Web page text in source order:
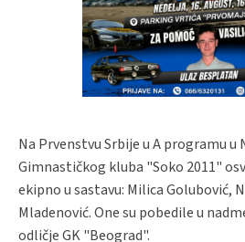
Na Prvenstvu Srbije u A programu u
Gimnastičkog kluba "Soko 2011"
ekipno u sastavu: Milica Golubović,
Mladenović. One su pobedile u
odličje GK "Beograd".